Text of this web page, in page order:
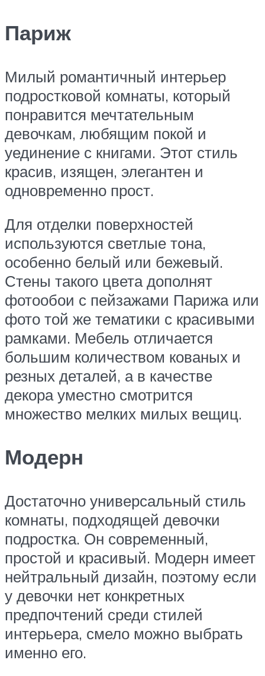
Париж
Милый романтичный интерьер
подростковой комнаты, который
понравится мечтательным
девочкам, любящим покой и
уединение с книгами. Этот стиль
красив, изящен, элегантен и
одновременно прост.
Для отделки поверхностей
используются светлые тона,
особенно белый или бежевый.
Стены такого цвета дополнят
фотообои с пейзажами Парижа или
фото той же тематики с красивыми
рамками. Мебель отличается
большим количеством кованых и
резных деталей, а в качестве
декора уместно смотрится
множество мелких милых вещиц.
Модерн
Достаточно универсальный стиль
комнаты, подходящей девочки
подростка. Он современный,
простой и красивый. Модерн имеет
нейтральный дизайн, поэтому если
у девочки нет конкретных
предпочтений среди стилей
интерьера, смело можно выбрать
именно его.